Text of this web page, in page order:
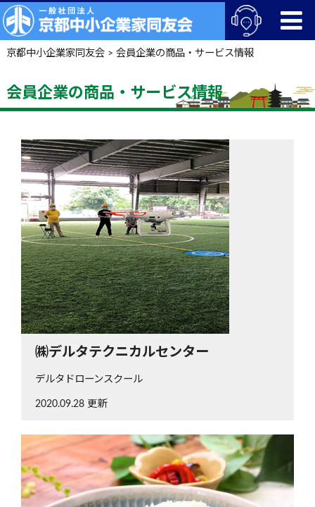
京都中小企業家同友会> 会員企業の商品・サービス情報
会員企業の商品・サービス情報
㈱デルタテクニカルセンター
デルタドローンスクール
2020.09.28 更新